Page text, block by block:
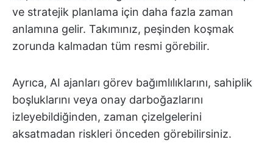
ve stratejik planlama için daha fazla zaman
anlamına gelir. Takımınız, peşinden koşmak
zorunda kalmadan tüm resmi görebilir.
Ayrıca, AI ajanları görev bağımlılıklarını, sahiplik
boşluklarını veya onay darboğazlarını
izleyebildiğinden, zaman çizelgelerini
aksatmadan riskleri önceden görebilirsiniz.